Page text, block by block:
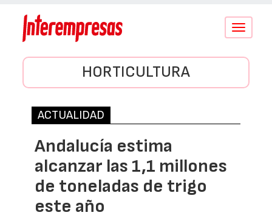
Conmutar
HORTICULTURA
ACTUALIDAD
Andalucía estima
alcanzar las 1,1 millones
de toneladas de trigo
este año